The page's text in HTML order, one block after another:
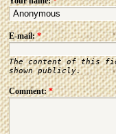
E-mail:*
The content of this
shown publicly.
Comment:*